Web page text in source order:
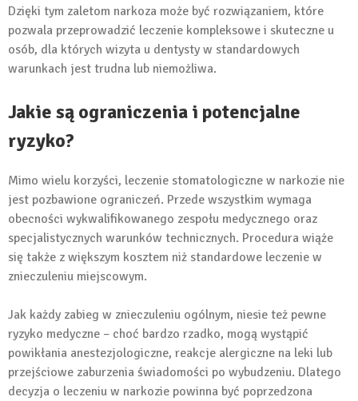
Dzięki tym zaletom narkoza może być rozwiązaniem, które
pozwala przeprowadzić leczenie kompleksowe i skuteczne u
osób, dla których wizyta u dentysty w standardowych
warunkach jest trudna lub niemożliwa.
Jakie są ograniczenia i potencjalne
ryzyko?
Mimo wielu korzyści, leczenie stomatologiczne w narkozie nie
jest pozbawione ograniczeń. Przede wszystkim wymaga
obecności wykwalifikowanego zespołu medycznego oraz
specjalistycznych warunków technicznych. Procedura wiąże
się także z większym kosztem niż standardowe leczenie w
znieczuleniu miejscowym.
Jak każdy zabieg w znieczuleniu ogólnym, niesie też pewne
ryzyko medyczne – choć bardzo rzadko, mogą wystąpić
powikłania anestezjologiczne, reakcje alergiczne na leki lub
przejściowe zaburzenia świadomości po wybudzeniu. Dlatego
decyzja o leczeniu w narkozie powinna być poprzedzona